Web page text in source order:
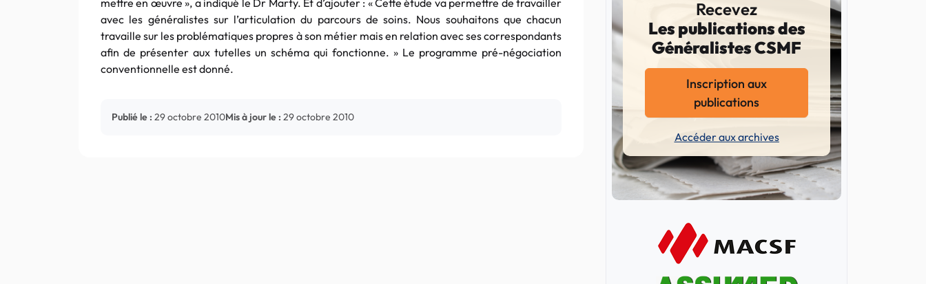
mettre en œuvre », a indiqué le Dr Marty. Et d’ajouter : « Cette étude va permettre de travailler
avec les généralistes sur l’articulation du parcours de soins. Nous souhaitons que chacun
travaille sur les problématiques propres à son métier mais en relation avec ses correspondants
afin de présenter aux tutelles un schéma qui fonctionne. » Le programme pré-négociation
conventionnelle est donné.
Publié le : 29 octobre 2010Mis à jour le : 29 octobre 2010
Recevez
Les publications des
Généralistes CSMF
Inscription aux
publications
Accéder aux archives